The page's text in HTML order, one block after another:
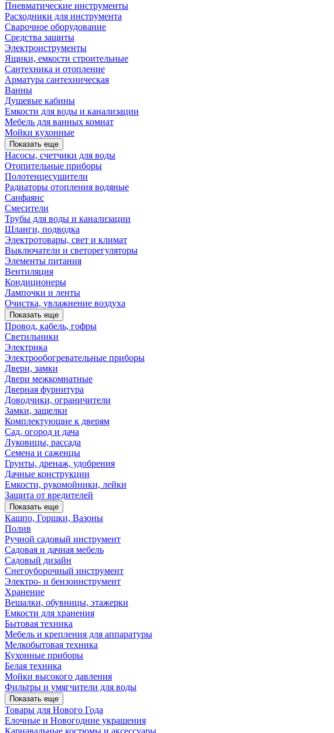
Пневматические инструменты
Расходники для инструмента
Сварочное оборудование
Средства защиты
Электроиструменты
Ящики, емкости строительные
Сантехника и отопление
Арматура сантехническая
Ванны
Душевые кабины
Емкости для воды и канализации
Мебель для ванных комнат
Мойки кухонные
Показать еще
Насосы, счетчики для воды
Отопительные приборы
Полотенцесушители
Радиаторы отопления водяные
Санфаянс
Смесители
Трубы для воды и канализации
Шланги, подводка
Электротовары, свет и климат
Выключатели и светорегуляторы
Элементы питания
Вентиляция
Кондиционеры
Лампочки и ленты
Очистка, увлажнение воздуха
Показать еще
Провод, кабель, гофры
Светильники
Электрика
Электрообогревательные приборы
Двери, замки
Двери межкомнатные
Дверная фурнитура
Доводчики, ограничители
Замки, защелки
Комплектующие к дверям
Сад, огород и дача
Луковицы, рассада
Семена и саженцы
Грунты, дренаж, удобрения
Дачные конструкции
Емкости, рукомойники, лейки
Защита от вредителей
Показать еще
Кашпо, Горшки, Вазоны
Полив
Ручной садовый инструмент
Садовая и дачная мебель
Садовый дизайн
Снегоуборочный инструмент
Электро- и бензоинструмент
Хранение
Вешалки, обувницы, этажерки
Емкости для хранения
Бытовая техника
Мебель и крепления для аппаратуры
Мелкобытовая техника
Кухонные приборы
Белая техника
Мойки высокого давления
Фильтры и умягчители для воды
Показать еще
Товары для Нового Года
Елочные и Новогодние украшения
Карнавальные костюмы и аксессуары